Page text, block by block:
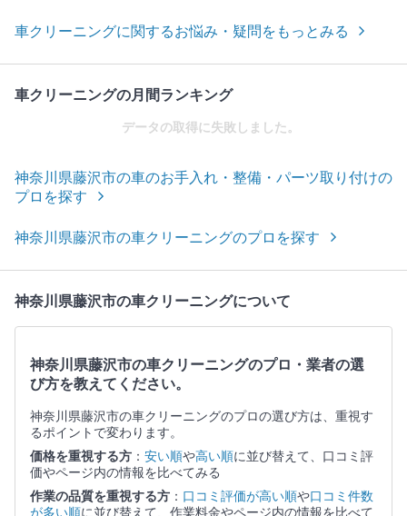
車クリーニングに関するお悩み・疑問をもっとみる
車クリーニングの月間ランキング
データの取得に失敗しました。
神奈川県藤沢市の車のお手入れ・整備・パーツ取り付けの
プロを探す
神奈川県藤沢市の車クリーニングのプロを探す
神奈川県藤沢市の車クリーニングについて
神奈川県藤沢市の車クリーニングのプロ・業者の選
び方を教えてください。
神奈川県藤沢市の車クリーニングのプロの選び方は、重視す
るポイントで変わります。
価格を重視する方 ： 安い順や高い順に並び替えて、口コミ評
価やページ内の情報を比べてみる
作業の品質を重視する方 ： 口コミ評価が高い順や口コミ件数
が多い順に並び替えて、作業料金やページ内の情報を比べて